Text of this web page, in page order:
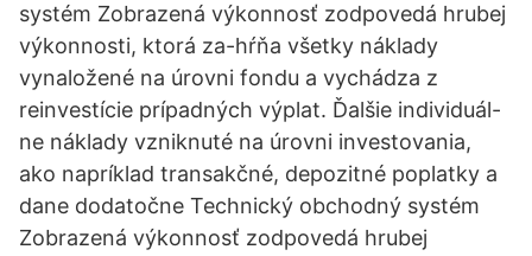
systém Zobrazená výkonnosť zodpovedá hrubej
výkonnosti, ktorá za-hŕňa všetky náklady
vynaložené na úrovni fondu a vychádza z
reinvestície prípadných výplat. Ďalšie individuál-
ne náklady vzniknuté na úrovni investovania,
ako napríklad transakčné, depozitné poplatky a
dane dodatočne Technický obchodný systém
Zobrazená výkonnosť zodpovedá hrubej